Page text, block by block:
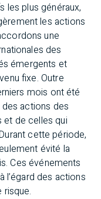
les plus généraux,
les actions
une
des
émergents et
fixe. Outre
mois ont été
actions des
et de celles qui
cette période,
évité la
Ces événements
l’égard des actions